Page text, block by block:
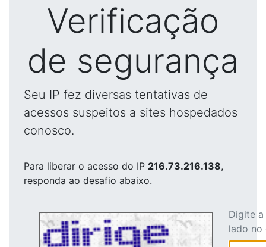
Verificação
de segurança
Seu IP fez diversas tentativas de
acessos suspeitos a sites hospedados
conosco.
Para liberar o acesso do IP 216.73.216.138,
responda ao desafio abaixo.
Digite
lado no